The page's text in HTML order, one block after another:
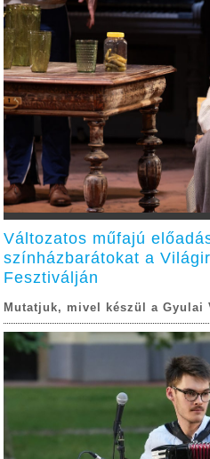
Változatos műfajú
színházbarátokat a
Fesztiválján
Mutatjuk, mivel készül a Gyulai